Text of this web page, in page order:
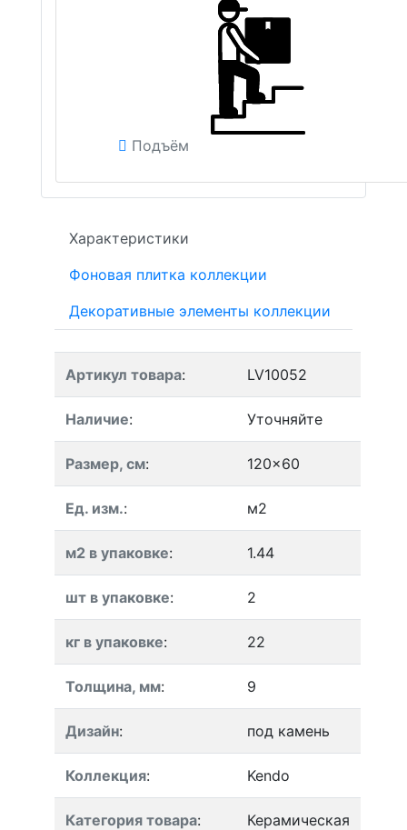
Подъём
Характеристики
Фоновая плитка коллекции
Декоративные элементы коллекции
Артикул товара: LV10052
Наличие: Уточняйте
Размер, см: 120x60
Ед. изм.: м2
м2 в упаковке: 1.44
шт в упаковке: 2
кг в упаковке: 22
Толщина, мм: 9
Дизайн: под камень
Коллекция: Kendo
Категория товара:
Керамическая